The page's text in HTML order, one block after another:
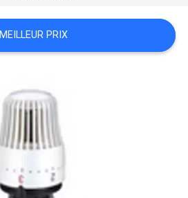
MEILLEUR PRIX